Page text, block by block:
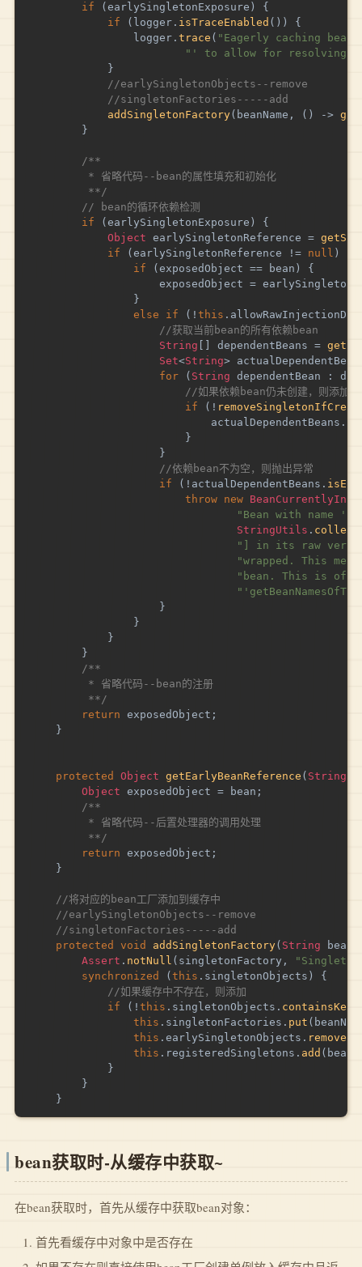
if
( earlySingletonExposure )
{
if
( logger . isTraceEnabled ( ) )
{
				logger
. trace ( "Eagerly caching
"' to allow for resolving
}
//earlySingletonObjects--remove
//singletonFactories-----add
addSingletonFactory( beanName , ( ) ->
}
/**
		 **/
// bean的循环依赖检测
if
( earlySingletonExposure )
{
Object earlySingletonReference =
if
( earlySingletonReference != null )
if
( exposedObject == bean )
{
					exposedObject
=
}
else
if ( ! this .
//获取当前bean的所有依赖bean
String
dependentBeans =
Set<String>
for
( String dependentBean :
//如果依赖bean仍未创建，则添加
if
( !
							actualDependentBeans
.
}
}
//依赖bean不为空，则抛出异常
if
( ! actualDependentBeans .
throw new
"Bean with name '"
StringUtils .
"] in its raw
"wrapped. This
"bean. This is
}
}
}
}
/**
		 **/
return exposedObject ;
}
protected Object getEarlyBeanReference ( String
Object exposedObject = bean ;
/**
		 **/
return exposedObject ;
}
//将对应的bean工厂添加到缓存中
//earlySingletonObjects--remove
//singletonFactories-----add
protected
void addSingletonFactory( String
Assert . notNull ( singletonFactory ,
synchronized
( this . singletonObjects )
{
//如果缓存中不存在，则添加
if
( ! this . singletonObjects . containsKey
this . singletonFactories . put (
this . earlySingletonObjects . remove
this . registeredSingletons . add (
}
}
}
bean获取时-从缓存中获取~
在bean获取时，首先从缓存中获取bean对象：
首先看缓存中对象中是否存在